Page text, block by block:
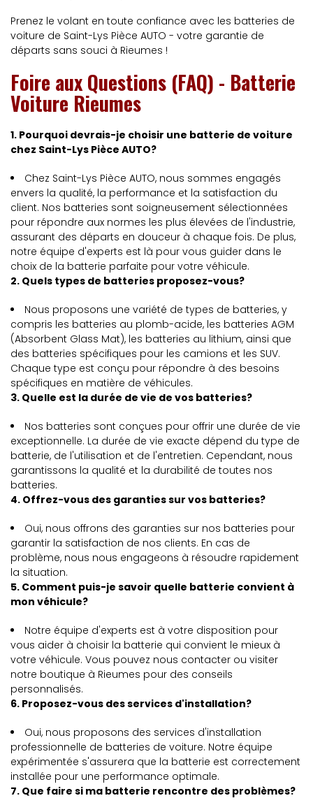
Prenez le volant en toute confiance avec les batteries de
voiture de Saint-Lys Pièce AUTO - votre garantie de
départs sans souci à Rieumes !
Foire aux Questions (FAQ) - Batterie
Voiture Rieumes
1. Pourquoi devrais-je choisir une batterie de voiture
chez Saint-Lys Pièce AUTO?
Chez Saint-Lys Pièce AUTO, nous sommes engagés
envers la qualité, la performance et la satisfaction du
client. Nos batteries sont soigneusement sélectionnées
pour répondre aux normes les plus élevées de l'industrie,
assurant des départs en douceur à chaque fois. De plus,
notre équipe d'experts est là pour vous guider dans le
choix de la batterie parfaite pour votre véhicule.
2. Quels types de batteries proposez-vous?
Nous proposons une variété de types de batteries, y
compris les batteries au plomb-acide, les batteries AGM
(Absorbent Glass Mat), les batteries au lithium, ainsi que
des batteries spécifiques pour les camions et les SUV.
Chaque type est conçu pour répondre à des besoins
spécifiques en matière de véhicules.
3. Quelle est la durée de vie de vos batteries?
Nos batteries sont conçues pour offrir une durée de vie
exceptionnelle. La durée de vie exacte dépend du type de
batterie, de l'utilisation et de l'entretien. Cependant, nous
garantissons la qualité et la durabilité de toutes nos
batteries.
4. Offrez-vous des garanties sur vos batteries?
Oui, nous offrons des garanties sur nos batteries pour
garantir la satisfaction de nos clients. En cas de
problème, nous nous engageons à résoudre rapidement
la situation.
5. Comment puis-je savoir quelle batterie convient à
mon véhicule?
Notre équipe d'experts est à votre disposition pour
vous aider à choisir la batterie qui convient le mieux à
votre véhicule. Vous pouvez nous contacter ou visiter
notre boutique à Rieumes pour des conseils
personnalisés.
6. Proposez-vous des services d'installation?
Oui, nous proposons des services d'installation
professionnelle de batteries de voiture. Notre équipe
expérimentée s'assurera que la batterie est correctement
installée pour une performance optimale.
7. Que faire si ma batterie rencontre des problèmes?